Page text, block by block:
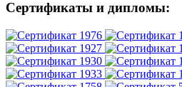
Сертификаты и дипломы: